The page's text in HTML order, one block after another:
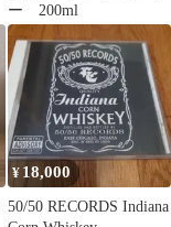
ー 200ml
¥ 18,000
50/50 RECORDS Indiana